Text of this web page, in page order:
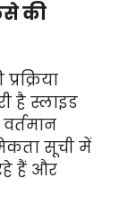
की
है स्लाइड
सूची में
हैं और